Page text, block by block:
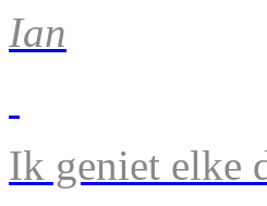
Ian
Ik geniet elke